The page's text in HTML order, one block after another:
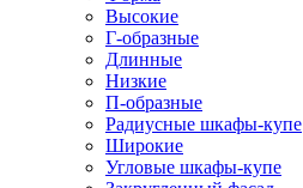
Высокие
Г-образные
Длинные
Низкие
П-образные
Радиусные шкафы-купе
Широкие
Угловые шкафы-купе